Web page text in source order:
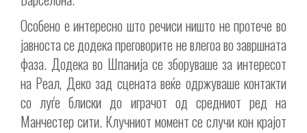
Особено е интересно што речиси ништо не протече во
јавноста се додека преговорите не влегоа во завршната
фаза. Додека во Шпанија се зборуваше за интересот
на Реал, Деко зад сцената веќе одржуваше контакти
со луѓе блиски до играчот од средниот ред на
Манчестер сити. Клучниот момент се случи кон крајот